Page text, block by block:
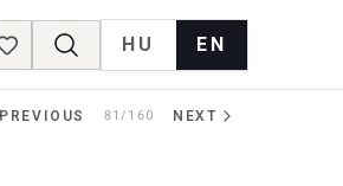
Favorites
HU EN
PREVIOUS 81/160 NEXT